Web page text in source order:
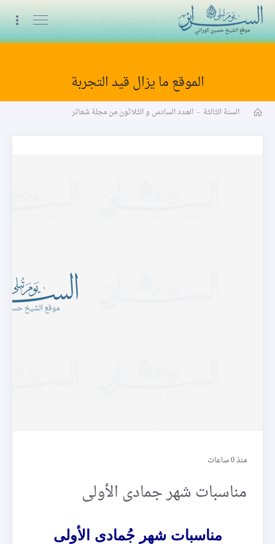
البث المباشر
الموقع ما يزال قيد التجربة
السنة الثالثة - العـدد السادس و الثلاثون من مجلة شعائر
منذ 0 ساعات
مناسبات شهر جمادى الأولى
مناسبات شهر جُمادى الأولى